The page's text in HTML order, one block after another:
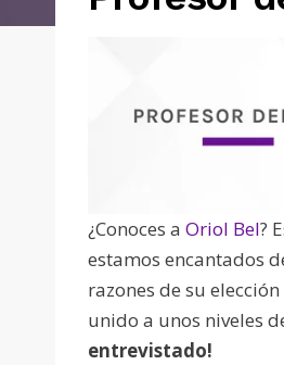
¿Conoces a Oriol Bel?
estamos encantados
razones de su
unido a unos niveles
entrevistado!